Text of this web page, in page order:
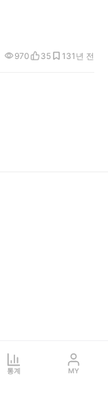
1년 전
970 35 13
통계 MY